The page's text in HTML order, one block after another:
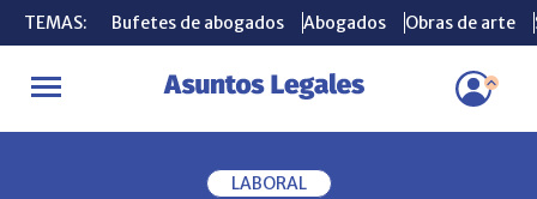
TEMAS: Bufetes de abogados Abogados Obras de arte
INICIO PLEITOS K-Elasprit se registró pese a oposición de Ela
TEMAS: Bufetes de abogados Abogados Obras de arte
LABORAL